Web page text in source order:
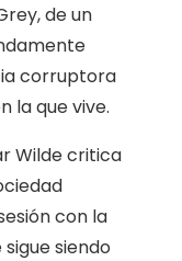
de un
corruptora
la que vive.
Wilde critica
con la
siendo